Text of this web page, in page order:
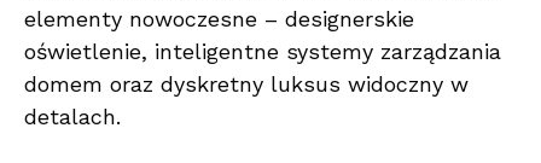
elementy nowoczesne – designerskie
oświetlenie, inteligentne systemy zarządzania
domem oraz dyskretny luksus widoczny w
detalach.